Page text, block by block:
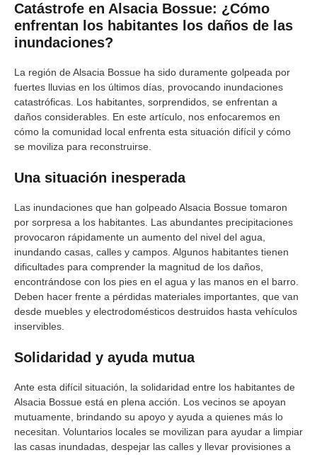
Catástrofe en Alsacia Bossue: ¿Cómo
enfrentan los habitantes los daños de las
inundaciones?
La región de Alsacia Bossue ha sido duramente golpeada por
fuertes lluvias en los últimos días, provocando inundaciones
catastróficas. Los habitantes, sorprendidos, se enfrentan a
daños considerables. En este artículo, nos enfocaremos en
cómo la comunidad local enfrenta esta situación difícil y cómo
se moviliza para reconstruirse.
Una situación inesperada
Las inundaciones que han golpeado Alsacia Bossue tomaron
por sorpresa a los habitantes. Las abundantes precipitaciones
provocaron rápidamente un aumento del nivel del agua,
inundando casas, calles y campos. Algunos habitantes tienen
dificultades para comprender la magnitud de los daños,
encontrándose con los pies en el agua y las manos en el barro.
Deben hacer frente a pérdidas materiales importantes, que van
desde muebles y electrodomésticos destruidos hasta vehículos
inservibles.
Solidaridad y ayuda mutua
Ante esta difícil situación, la solidaridad entre los habitantes de
Alsacia Bossue está en plena acción. Los vecinos se apoyan
mutuamente, brindando su apoyo y ayuda a quienes más lo
necesitan. Voluntarios locales se movilizan para ayudar a limpiar
las casas inundadas, despejar las calles y llevar provisiones a